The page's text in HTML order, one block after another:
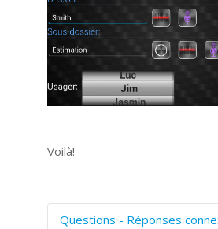
Voilà!
Questions - Réponses